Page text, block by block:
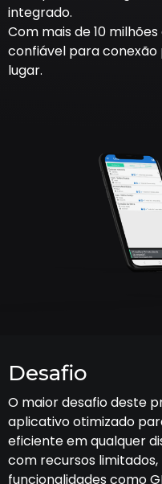
integrado.
Com mais de 10
confiável para
lugar.
Desafio
O maior desafio deste
aplicativo otimizado
eficiente em qualquer
com recursos
funcionalidades como